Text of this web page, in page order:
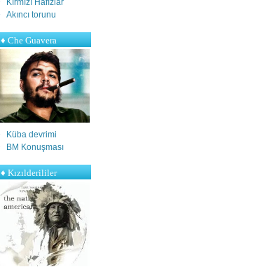
Kırmızı Hafızlar
Akıncı torunu
♦ Che Guavera
Küba devrimi
BM Konuşması
♦ Kızılderililer